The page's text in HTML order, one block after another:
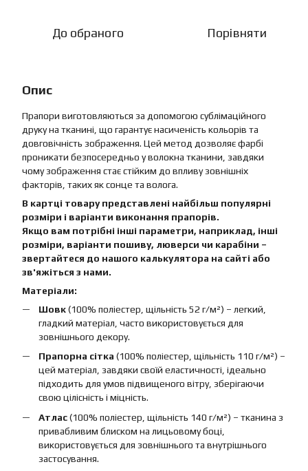
До обраного Порівняти
Опис
Прапори виготовляються за допомогою сублімаційного
друку на тканині, що гарантує насиченість кольорів та
довговічність зображення. Цей метод дозволяє фарбі
проникати безпосередньо у волокна тканини, завдяки
чому зображення стає стійким до впливу зовнішніх
факторів, таких як сонце та волога.
В картці товару представлені найбільш популярні
розміри і варіанти виконання прапорів.
Якщо вам потрібні інші параметри, наприклад, інші
розміри, варіанти пошиву, люверси чи карабіни –
звертайтеся до нашого калькулятора на сайті або
зв'яжіться з нами.
Матеріали:
Шовк(100% поліестер, щільність 52 г/м²) – легкий,
гладкий матеріал, часто використовується для
зовнішнього декору.
Прапорна сітка (100% поліестер, щільність 110 г/м²) –
цей матеріал, завдяки своїй еластичності, ідеально
підходить для умов підвищеного вітру, зберігаючи
свою цілісність і міцність.
Атлас(100% поліестер, щільність 140 г/м²) – тканина з
привабливим блиском на лицьовому боці,
використовується для зовнішнього та внутрішнього
застосування.